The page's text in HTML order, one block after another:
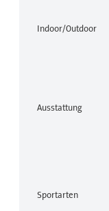
Indoor/Outdoor
Ausstattung
Sportarten